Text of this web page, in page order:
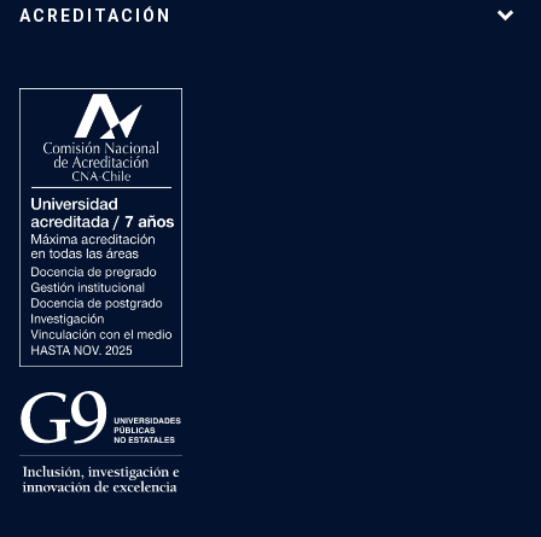
ACREDITACIÓN